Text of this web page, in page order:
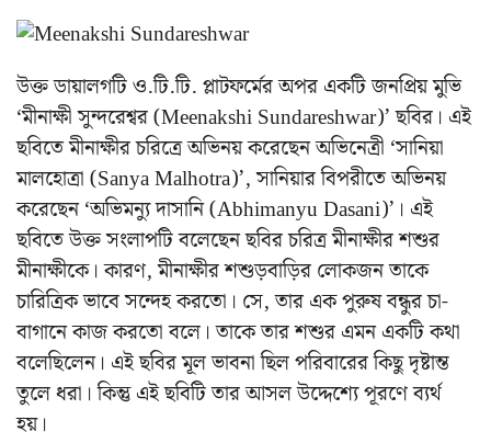
উক্ত ডায়ালগটি ও.টি.টি. প্লাটফর্মের অপর একটি জনপ্রিয় মুভি
‘মীনাক্ষী সুন্দরেশ্বর (Meenakshi Sundareshwar)’ ছবির। এই
ছবিতে মীনাক্ষীর চরিত্রে অভিনয় করেছেন অভিনেত্রী ‘সানিয়া
মালহোত্রা (Sanya Malhotra)’, সানিয়ার বিপরীতে অভিনয়
করেছেন ‘অভিমন্যু দাসানি (Abhimanyu Dasani)’। এই
ছবিতে উক্ত সংলাপটি বলেছেন ছবির চরিত্র মীনাক্ষীর শশুর
মীনাক্ষীকে। কারণ, মীনাক্ষীর শশুড়বাড়ির লোকজন তাকে
চারিত্রিক ভাবে সন্দেহ করতো। সে, তার এক পুরুষ বন্ধুর চা-
বাগানে কাজ করতো বলে। তাকে তার শশুর এমন একটি কথা
বলেছিলেন। এই ছবির মূল ভাবনা ছিল পরিবারের কিছু দৃষ্টান্ত
তুলে ধরা। কিন্তু এই ছবিটি তার আসল উদ্দেশ্যে পূরণে ব্যর্থ
হয়।